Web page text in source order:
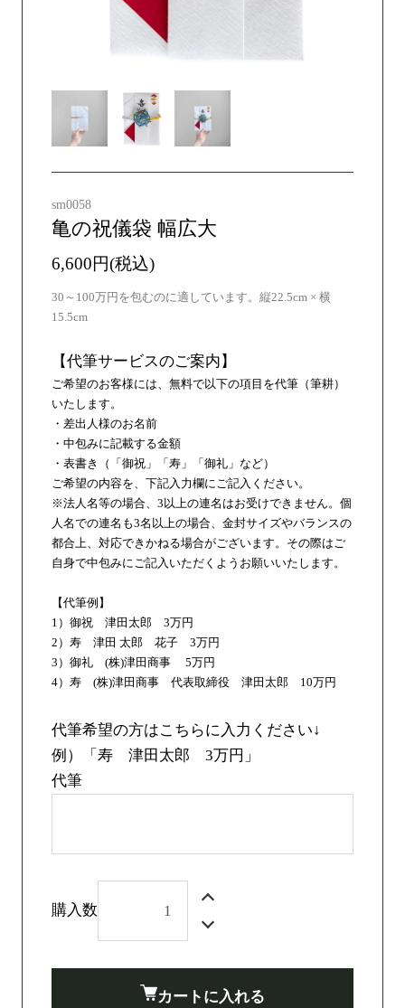
sm0058
亀の祝儀袋 幅広大
6,600円(税込)
30～100万円を包むのに適しています。縦22.5cm × 横
15.5cm
【代筆サービスのご案内】
ご希望のお客様には、無料で以下の項目を代筆（筆耕）
いたします。
・差出人様のお名前
・中包みに記載する金額
・表書き（「御祝」「寿」「御礼」など）
ご希望の内容を、下記入力欄にご記入ください。
※法人名等の場合、3以上の連名はお受けできません。個
人名での連名も3名以上の場合、金封サイズやバランスの
都合上、対応できかねる場合がございます。その際はご
自身で中包みにご記入いただくようお願いいたします。
【代筆例】
1）御祝 津田太郎 3万円
2）寿 津田 太郎 花子 3万円
3）御礼 (株)津田商事 5万円
4）寿 (株)津田商事 代表取締役 津田太郎 10万円
代筆希望の方はこちらに入力ください↓
例）「寿 津田太郎 3万円」
代筆
購入数
カートに入れる